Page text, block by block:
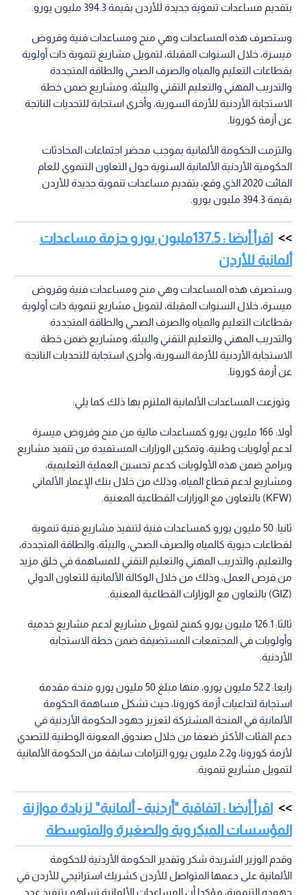
بتقديم مساعدات تنموية جديدة للأردن بقيمة 394.3 مليون يورو.
وستصرف هذه المساعدات وهي منح ومساعدات فنية وقروض
ميسرة، خلال السنوات المقبلة، لتمويل مشاريع تنموية ذات أولوية
بقطاعات التعليم والمياه والصرف الصحي والطاقة المتجددة
والتدريب المهني والتعليم التقني والبيئة، ومشاريع ضمن خطة
الاستجابة الأردنية للأزمة السورية، وأخرى استجابة للتحديات الناتجة
عن أزمة كورونا.
والتزمت الحكومة الألمانية بموجب محضر اجتماعات المحادثات
الحكومية الأردنية الألمانية السنوية حول التعاون التنموي للعام
الفائت 2020 الذي وقع، بتقديم مساعدات تنموية جديدة للأردن
بقيمة 394.3 مليون يورو.
اقرأ أيضا : 137.5مليون يورو حزمة مساعدات
ألمانية للأردن
وستصرف هذه المساعدات وهي منح ومساعدات فنية وقروض
ميسرة، خلال السنوات المقبلة، لتمويل مشاريع تنموية ذات أولوية
بقطاعات التعليم والمياه والصرف الصحي والطاقة المتجددة
والتدريب المهني والتعليم التقني والبيئة، ومشاريع ضمن خطة
الاستجابة الأردنية للأزمة السورية، وأخرى استجابة للتحديات الناتجة
عن أزمة كورونا.
وتوزعت المساعدات الألمانية الملتزم بها ذلك كما يلي:
أولا: 166 مليون يورو كمساعدات مالية من منح وقروض ميسرة
لدعم أولويات وطنية، وتمكين الوزارات المستفيدة من تنفيذ مشاريع
وبرامج ضمن هذه الأولويات كدعم تحسين العملية التعليمية،
ومشاريع لدعم قطاع المياه، وذلك من خلال بنك الإعمار الألماني
(KFW) بالتعاون مع الوزارات القطاعية المعنية.
ثانيا: 50 مليون يورو كمساعدات فنية لتنفيذ مشاريع فنية تنموية
لقطاعات حيوية كالمياه والصرف الصحي، والبيئة، والطاقة المتجددة،
والتعليم، والتدريب المهني والتعليم التقني للمساهمة في خلق مزيد
من فرص العمل، وذلك من خلال الوكالة الألمانية للتعاون الدولي
(GIZ) بالتعاون مع الوزارات القطاعية المعنية.
ثالثا: 126.1 مليون يورو كمنح لتمويل مشاريع لدعم مشاريع خدمية
وأولويات في المجتمعات المستضيفة ضمن خطة الاستجابة
الأردنية.
رابعا: 52.2 مليون يورو، منها مبلغ 50 مليون يورو منحة مقدمة
استجابة لتداعيات أزمة كورونا، حيث تشكل مساهمة الحكومة
الألمانية في المنحة المشتركة لتعزيز جهود الحكومة الأردنية في
دعم الفئات الأكثر ضعفا من خلال صندوق المعونة الوطنية للتصدي
لأزمة كورونا، و2.2 مليون يورو التزامات سابقة من الحكومة الألمانية
لتمويل مشاريع تنموية.
اقرأ أيضا : اتفاقية "أردنية - ألمانية" لزيادة موازنة
المؤسسات الميكروية والصغيرة والمتوسطة
وقدم الوزير الشريدة شكر وتقدير الحكومة الأردنية للحكومة
الألمانية على دعمها المتواصل للأردن كشريك استراتيجي للأردن في
جهوده التنموية، مؤكدا أن المساعدات الألمانية تساهم بتنفيذ عدد